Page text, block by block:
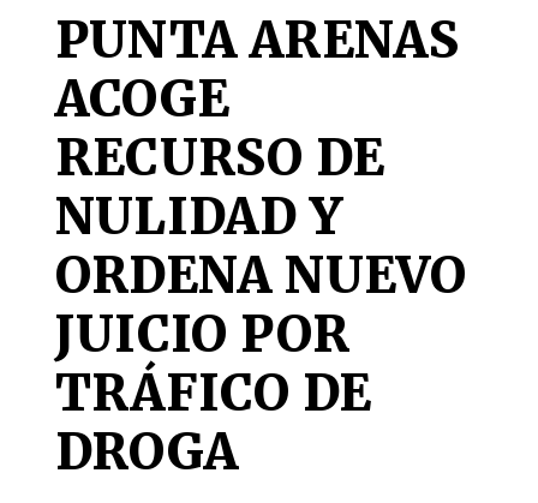
PUNTA ARENAS
ACOGE
RECURSO DE
NULIDAD Y
ORDENA NUEVO
JUICIO POR
TRÁFICO DE
DROGA